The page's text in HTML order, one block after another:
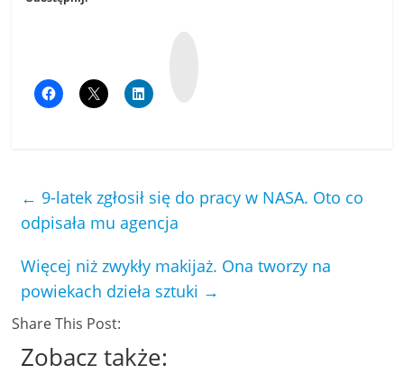
← 9-latek zgłosił się do pracy w NASA. Oto co
odpisała mu agencja
Więcej niż zwykły makijaż. Ona tworzy na
powiekach dzieła sztuki →
Share This Post:
Zobacz także: